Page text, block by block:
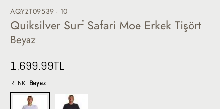
AQYZT09539 - 10
Quiksilver Surf Safari Moe Erkek Tişört -
Beyaz
1,699.99TL
RENK : Beyaz